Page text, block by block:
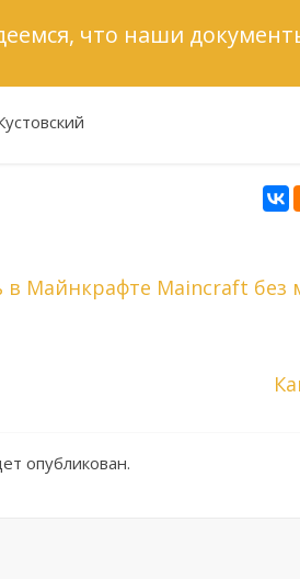
что наши
в Майнкрафте Maincraft
опубликован.